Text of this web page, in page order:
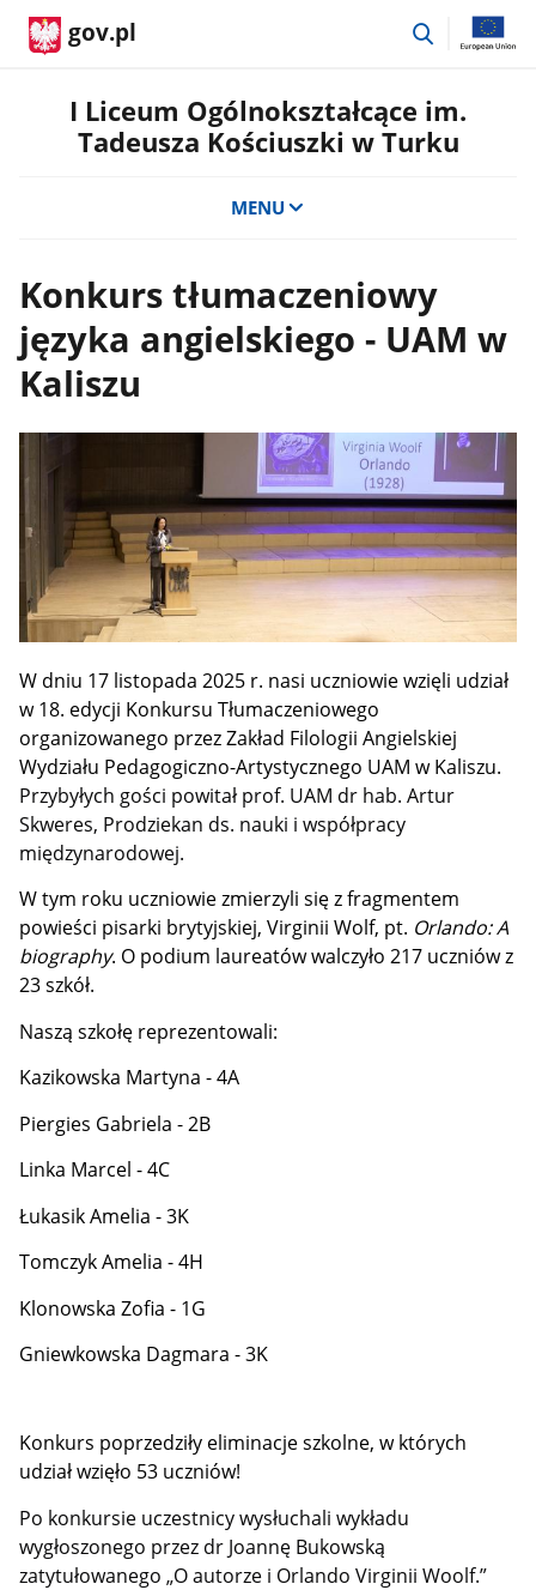
gov.pl
przejdź
I Liceum Ogólnokształcące im.
Tadeusza Kościuszki w Turku
MENU
Konkurs tłumaczeniowy
języka angielskiego - UAM w
Kaliszu
W dniu 17 listopada 2025 r. nasi uczniowie wzięli udział
w 18. edycji Konkursu Tłumaczeniowego
organizowanego przez Zakład Filologii Angielskiej
Wydziału Pedagogiczno-Artystycznego UAM w Kaliszu.
Przybyłych gości powitał prof. UAM dr hab. Artur
Skweres, Prodziekan ds. nauki i współpracy
międzynarodowej.
W tym roku uczniowie zmierzyli się z fragmentem
powieści pisarki brytyjskiej, Virginii Wolf, pt. Orlando: A
biography. O podium laureatów walczyło 217 uczniów z
23 szkół.
Naszą szkołę reprezentowali:
Kazikowska Martyna - 4A
Piergies Gabriela - 2B
Linka Marcel - 4C
Łukasik Amelia - 3K
Tomczyk Amelia - 4H
Klonowska Zofia - 1G
Gniewkowska Dagmara - 3K
Konkurs poprzedziły eliminacje szkolne, w których
udział wzięło 53 uczniów!
Po konkursie uczestnicy wysłuchali wykładu
wygłoszonego przez dr Joannę Bukowską
zatytułowanego „O autorze i Orlando Virginii Woolf.”